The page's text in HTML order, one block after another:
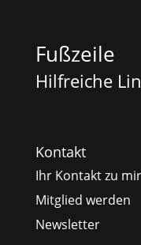
Fußzeile
Hilfreiche
Kontakt
Ihr Kontakt zu mir
Mitglied werden
Newsletter